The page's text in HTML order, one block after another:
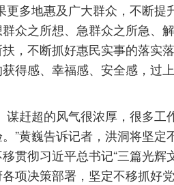
多地惠及广大群众，不断提
众之所想、急群众之所急、
，不断抓好惠民实事的落实
得感、幸福感、安全感，过
赶超的风气很浓厚，很多工
”黄巍告诉记者，洪洞将坚
贯彻习近平总书记“三篇光辉
项决策部署，坚定不移抓好